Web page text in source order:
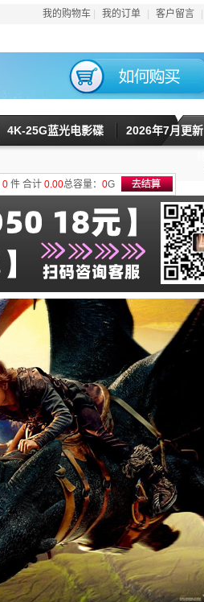
我的购物车 我的订单 客户留言
4K-25G蓝光电影碟 2026年7月更新
0 件 合计 0.00总容量： 0G